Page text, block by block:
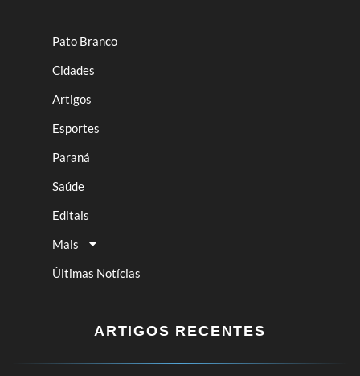
Pato Branco
Cidades
Artigos
Esportes
Paraná
Saúde
Editais
Mais
Últimas Notícias
ARTIGOS RECENTES